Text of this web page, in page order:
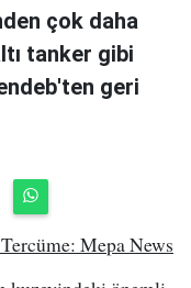
çok daha
tanker gibi
geri
Mepa News